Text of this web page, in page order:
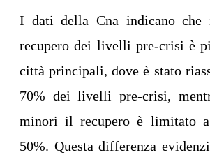
I dati della Cna indicano che
recupero dei livelli pre-crisi è
città principali, dove è stato
70% dei livelli pre-crisi,
minori il recupero è limitato
50%. Questa differenza